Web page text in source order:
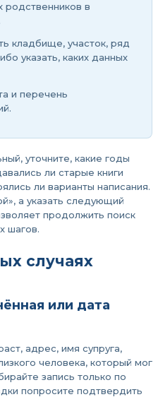
в
кладбище, участок, ряд
указать, каких данных
и перечень
уточните, какие годы
ли старые книги
ли варианты написания.
а указать следующий
продолжить поиск
шагов.
случаях
или дата
адрес, имя супруга,
человека, который мог
запись только по
попросите подтвердить